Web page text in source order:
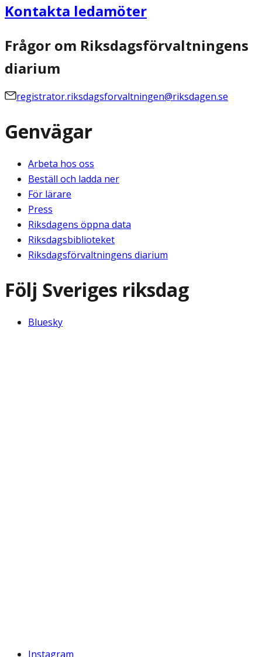
Kontakta ledamöter
Frågor om Riksdagsförvaltningens
diarium
registrator.riksdagsforvaltningen@riksdagen.se
Genvägar
Arbeta hos oss
Beställ och ladda ner
För lärare
Press
Riksdagens öppna data
Riksdagsbiblioteket
Riksdagsförvaltningens diarium
Följ Sveriges riksdag
Bluesky
Instagram